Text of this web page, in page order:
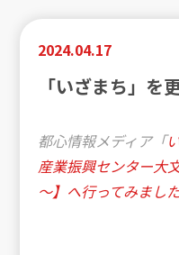
2024.04.17
「いざまち」を
都心情報メディア「
産業振興センター大
〜】へ行ってみまし